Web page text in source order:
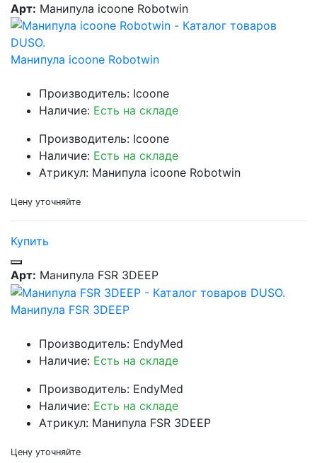
Арт: Манипула icoone Robotwin
Манипула icoone Robotwin
Производитель: Icoone
Наличие: Есть на складе
Производитель: Icoone
Наличие: Есть на складе
Атрикул: Манипула icoone Robotwin
Цену уточняйте
Купить
Арт: Манипула FSR 3DEEP
Манипула FSR 3DEEP
Производитель: EndyMed
Наличие: Есть на складе
Производитель: EndyMed
Наличие: Есть на складе
Атрикул: Манипула FSR 3DEEP
Цену уточняйте